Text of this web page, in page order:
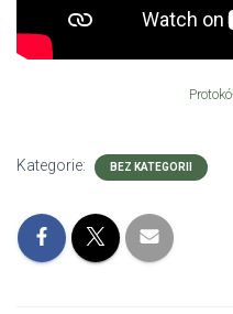
Kategorie: BEZ KATEGORII